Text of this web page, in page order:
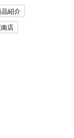
品紹介
店